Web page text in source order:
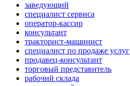
заведующий
специалист сервиса
оператор-кассир
консультант
тракторист-машинист
специалист по продаже услуг
продавец-консультант
торговый представитель
рабочий склада